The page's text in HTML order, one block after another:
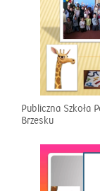
Publiczna Szkoła
Brzesku